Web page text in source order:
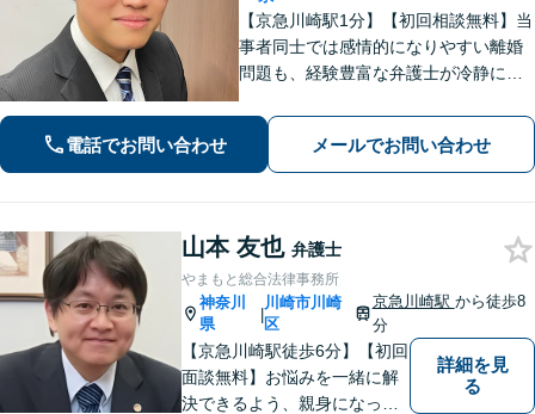
【京急川崎駅1分】【初回相談無料】当
事者同士では感情的になりやすい離婚
問題も、経験豊富な弁護士が冷静に解
族」に発展する前に、ぜひ私にご相談
ください。ご家族の状況を整理し、最
適な解決策を一緒に見出しましょう。
電話でお問い合わせ メールでお問い合わせ
山本 友也 弁護士
やまもと総合法律事務所
神奈川
県
|
川崎市川崎
区
京急川崎駅 から徒歩8
分
【京急川崎駅徒歩6分】【初回
面談無料】お悩みを一緒に解
決できるよう、親身になっ
詳細を見
る